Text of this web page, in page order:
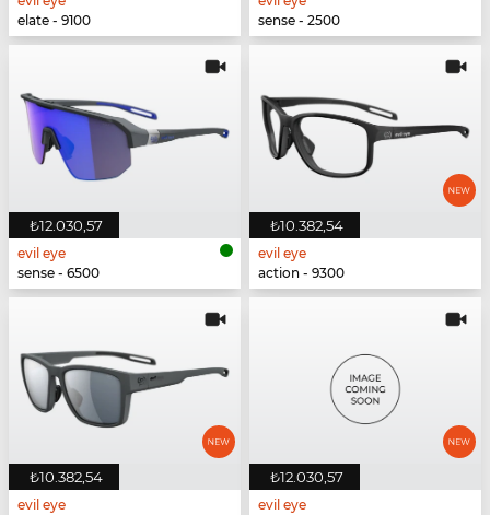
elate - 9100
sense - 2500
₺12.030,57
evil eye
sense - 6500
₺10.382,54
evil eye
action - 9300
₺10.382,54
evil eye
₺12.030,57
evil eye